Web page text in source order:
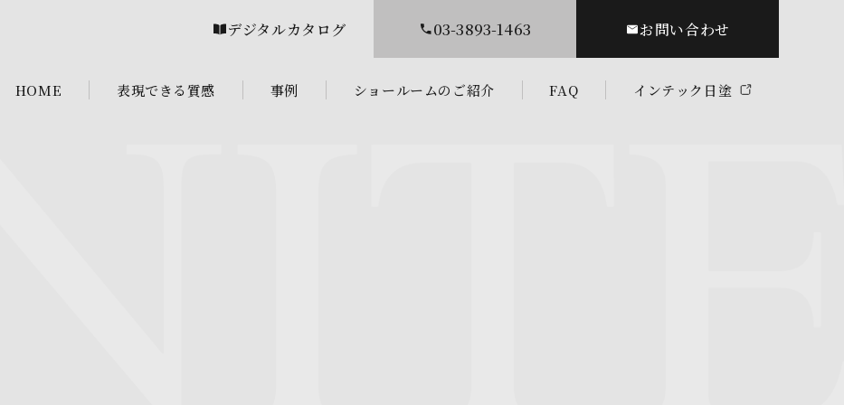
デジタルカタログ 03-3893-1463 お問い合わせ
HOME 表現できる質感 事例 ショールームのご紹介 FAQ インテック日塗